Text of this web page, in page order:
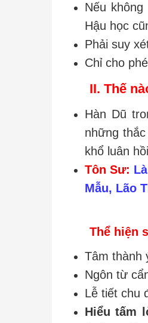
Nếu
Hậu học
Phải suy
Chỉ cho
II. Thế
Hàn Dũ
những
khổ luân
Tôn Sư:
Mẫu, Lão
Thể hiện
Tâm thành
Ngôn từ
Lễ tiết chu
Hiểu tấm